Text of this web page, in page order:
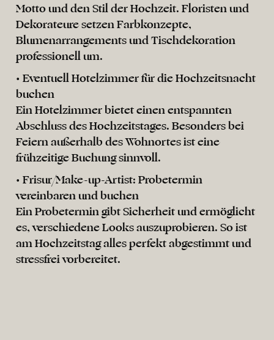
Motto und den Stil der Hochzeit. Floristen und
Dekorateure setzen Farbkonzepte,
Blumenarrangements und Tischdekoration
professionell um.
• Eventuell Hotelzimmer für die Hochzeitsnacht
buchen
Ein Hotelzimmer bietet einen entspannten
Abschluss des Hochzeitstages. Besonders bei
Feiern außerhalb des Wohnortes ist eine
frühzeitige Buchung sinnvoll.
• Frisur/Make-up-Artist: Probetermin
vereinbaren und buchen
Ein Probetermin gibt Sicherheit und ermöglicht
es, verschiedene Looks auszuprobieren. So ist
am Hochzeitstag alles perfekt abgestimmt und
stressfrei vorbereitet.